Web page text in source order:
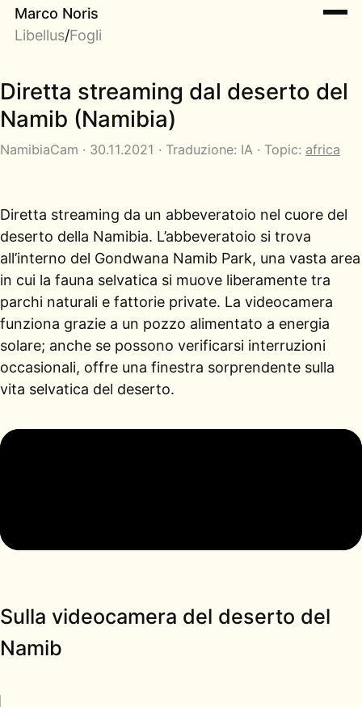
Marco Noris
Libellus/Fogli
Diretta streaming dal deserto del
Namib (Namibia)
NamibiaCam · 30.11.2021 · Traduzione: IA · Topic: africa
Diretta streaming da un abbeveratoio nel cuore del
deserto della Namibia. L’abbeveratoio si trova
all’interno del Gondwana Namib Park, una vasta area
in cui la fauna selvatica si muove liberamente tra
parchi naturali e fattorie private. La videocamera
funziona grazie a un pozzo alimentato a energia
solare; anche se possono verificarsi interruzioni
occasionali, offre una finestra sorprendente sulla
vita selvatica del deserto.
Sulla videocamera del deserto del
Namib